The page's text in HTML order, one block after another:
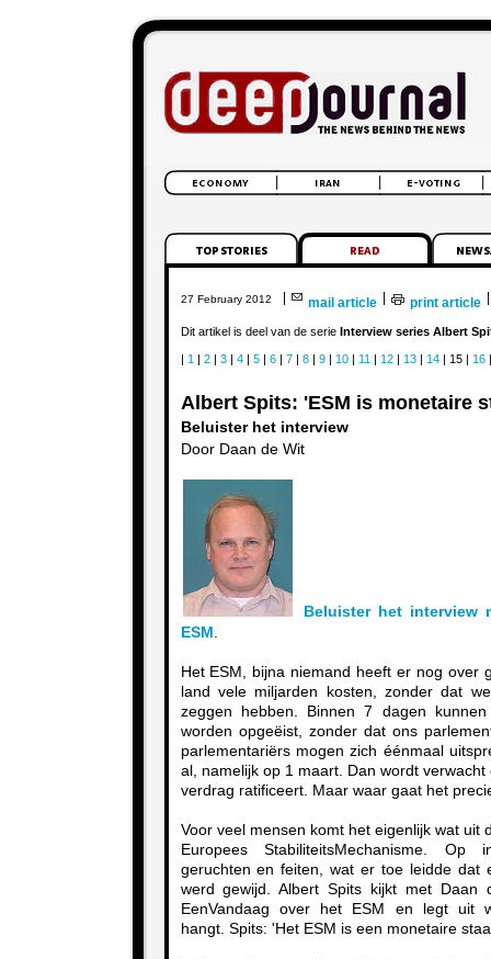
27 February 2012 mail article print article
Dit artikel is deel van de serie Interview series Albert
| 1 | 2| 3| 4| 5| 6| 7| 8| 9| 10| 11 | 12| 13| 14| 15 | 16|
Albert Spits: 'ESM is monetaire
Beluister het interview
Door Daan de Wit
Beluister het interview
ESM .
Het ESM, bijna niemand heeft er nog over
land vele miljarden kosten, zonder dat
zeggen hebben. Binnen 7 dagen
worden opgeëist, zonder dat ons
parlementariërs mogen zich éénmaal
al, namelijk op 1 maart. Dan wordt
verdrag ratificeert. Maar waar gaat het
Voor veel mensen komt het eigenlijk wat uit
Europees StabiliteitsMechanisme. Op
geruchten en feiten, wat er toe leidde dat
werd gewijd. Albert Spits kijkt met
EenVandaag over het ESM en legt uit
hangt. Spits: 'Het ESM is een monetaire